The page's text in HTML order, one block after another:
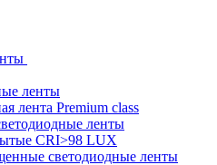
ленты
лента Premium class
ленты
CRI>98 LUX
светодиодные ленты